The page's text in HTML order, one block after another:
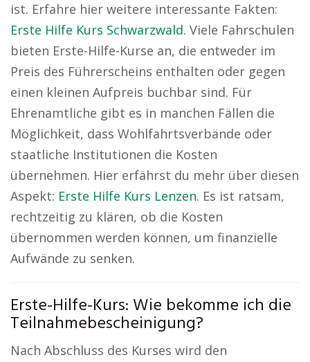
ist. Erfahre hier weitere interessante Fakten:
Erste Hilfe Kurs Schwarzwald. Viele Fahrschulen
bieten Erste-Hilfe-Kurse an, die entweder im
Preis des Führerscheins enthalten oder gegen
einen kleinen Aufpreis buchbar sind. Für
Ehrenamtliche gibt es in manchen Fällen die
Möglichkeit, dass Wohlfahrtsverbände oder
staatliche Institutionen die Kosten
übernehmen. Hier erfährst du mehr über diesen
Aspekt: Erste Hilfe Kurs Lenzen. Es ist ratsam,
rechtzeitig zu klären, ob die Kosten
übernommen werden können, um finanzielle
Aufwände zu senken.
Erste-Hilfe-Kurs: Wie bekomme ich die
Teilnahmebescheinigung?
Nach Abschluss des Kurses wird den